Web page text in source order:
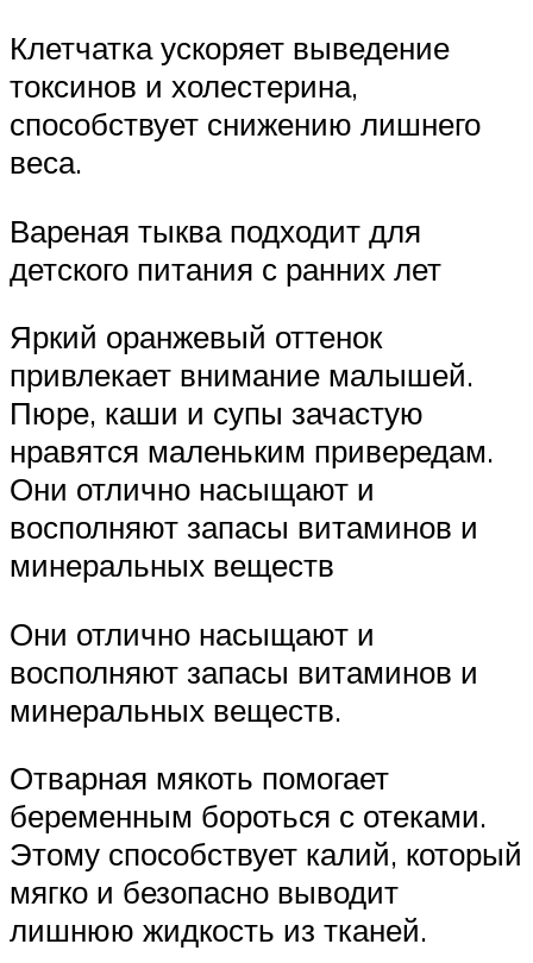
Клетчатка ускоряет выведение
токсинов и холестерина,
способствует снижению лишнего
веса.
Вареная тыква подходит для
детского питания с ранних лет
Яркий оранжевый оттенок
привлекает внимание малышей.
Пюре, каши и супы зачастую
нравятся маленьким привередам.
Они отлично насыщают и
восполняют запасы витаминов и
минеральных веществ
Они отлично насыщают и
восполняют запасы витаминов и
минеральных веществ.
Отварная мякоть помогает
беременным бороться с отеками.
Этому способствует калий, который
мягко и безопасно выводит
лишнюю жидкость из тканей.